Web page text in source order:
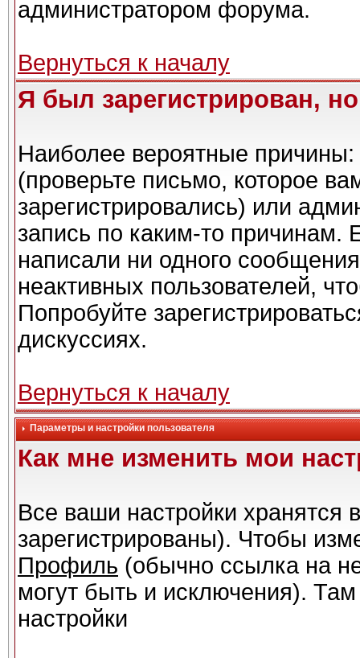
администратором форума.
Вернуться к началу
Я был зарегистрирован,
Наиболее вероятные
(проверьте письмо, которое
зарегистрировались) или
запись по каким-то причинам.
написали ни одного
неактивных пользователей,
Попробуйте
дискуссиях.
Вернуться к началу
Параметры и настройки пользователя
Как мне изменить мои
Все ваши настройки хранятся
зарегистрированы). Чтобы
Профиль (обычно ссылка на
могут быть и исключения).
настройки